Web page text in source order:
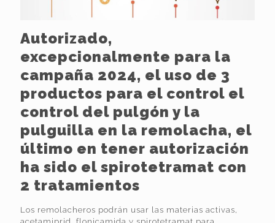
Autorizado,
excepcionalmente para la
campaña 2024, el uso de 3
productos para el control el
control del pulgón y la
pulguilla en la remolacha, el
último en tener autorización
ha sido el spirotetramat con
2 tratamientos
Los remolacheros podrán usar las materias activas,